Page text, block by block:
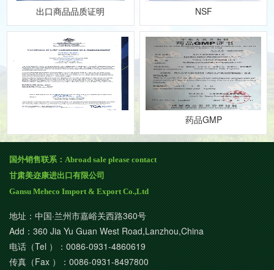
出口商品品质证明 NSF
药品GMP
国外销售联系：Abroad sale please contact
甘肃美迩康进出口有限公司
Gansu Meheco Import & Export Co.,Ltd
地址：中国·兰州市嘉峪关西路360号
Add：360 Jia Yu Guan West Road,Lanzhou,China
电话（Tel ）：0086-0931-4860619
传真（Fax ）：0086-0931-8497800